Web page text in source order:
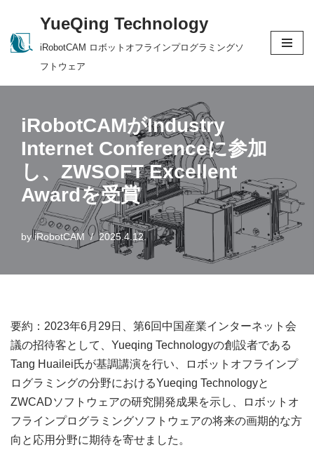
Skip
YueQing Technology
iRobotCAM ロボットオフラインプログラミングソ
フトウェア
iRobotCAMがIndustry
Internet Conferenceに参加
し、ZWSOFT Excellent
Awardを受賞
byiRobotCAM 2025.4.12.
要約：2023年6月29日、第6回中国産業インターネット会
議の招待客として、Yueqing Technologyの創設者である
Tang Huailei氏が基調講演を行い、ロボットオフラインプ
ログラミングの分野におけるYueqing Technologyと
ZWCADソフトウェアの研究開発成果を示し、ロボットオ
フラインプログラミングソフトウェアの将来の画期的な方
向と応用分野に期待を寄せました。